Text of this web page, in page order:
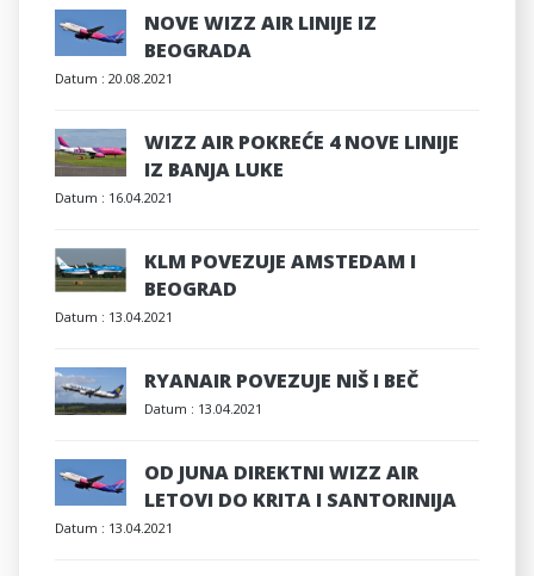
NOVE WIZZ AIR LINIJE IZ
BEOGRADA
Datum : 20.08.2021
WIZZ AIR POKREĆE 4 NOVE LINIJE
IZ BANJA LUKE
Datum : 16.04.2021
KLM POVEZUJE AMSTEDAM I
BEOGRAD
Datum : 13.04.2021
RYANAIR POVEZUJE NIŠ I BEČ
Datum : 13.04.2021
OD JUNA DIREKTNI WIZZ AIR
LETOVI DO KRITA I SANTORINIJA
Datum : 13.04.2021